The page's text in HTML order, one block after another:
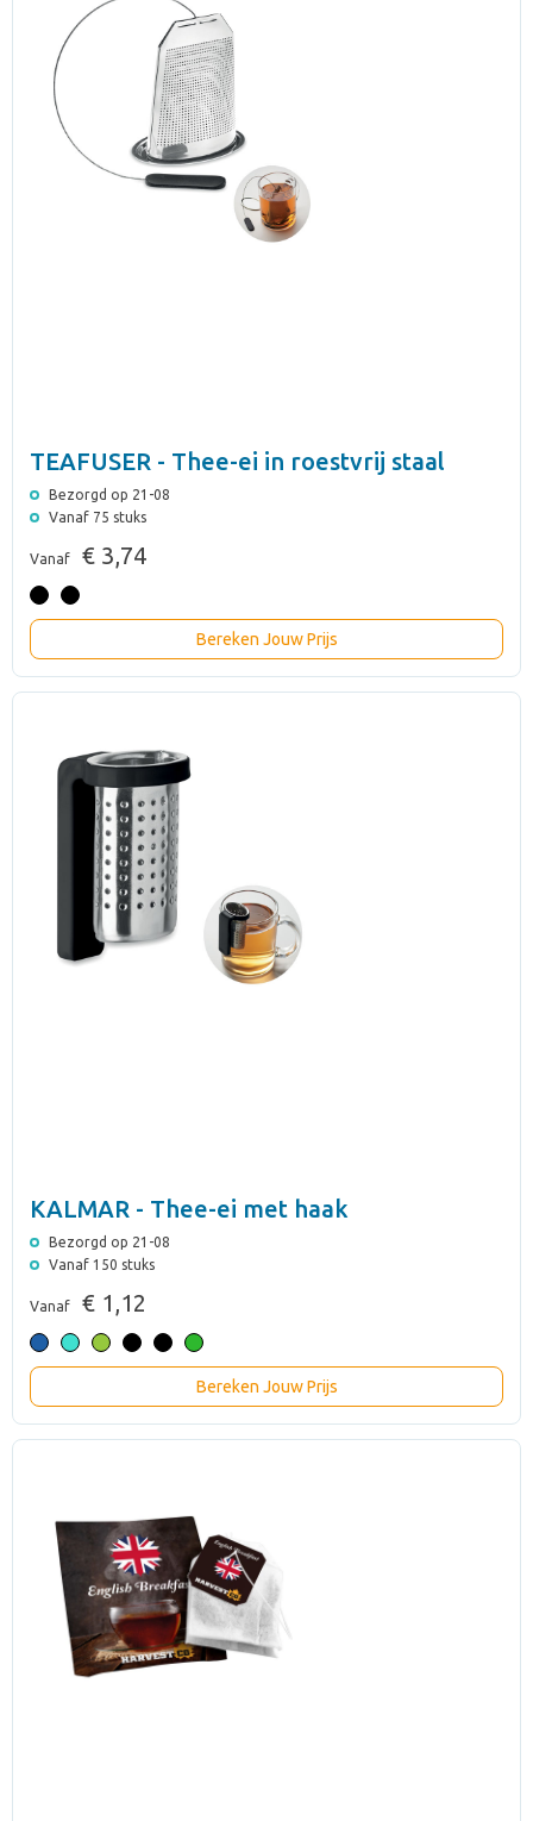
TEAFUSER - Thee-ei in roestvrij staal
Bezorgd op 21-08
Vanaf 75 stuks
Vanaf € 3,74
Bereken Jouw Prijs
KALMAR - Thee-ei met haak
Bezorgd op 21-08
Vanaf 150 stuks
Vanaf € 1,12
Bereken Jouw Prijs